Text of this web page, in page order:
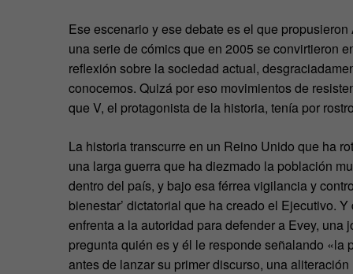
Ese escenario y ese debate es el que
una serie de cómics que en 2005 se convirtieron
reflexión sobre la sociedad actual,
conocemos. Quizá por eso movimientos de
que V, el protagonista de la historia, tenía por
La historia transcurre en un Reino Unido que ha
una larga guerra que ha diezmado la población
dentro del país, y bajo esa férrea vigilancia y
bienestar’ dictatorial que ha creado el Ejecutivo.
enfrenta a la autoridad para defender a Evey,
pregunta quién es y él le responde señalando «la
antes de lanzar su primer discurso, una